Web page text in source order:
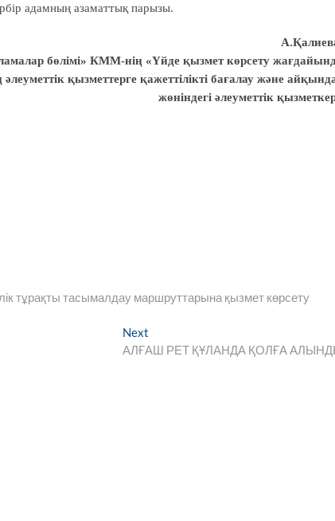
адамның азаматтық парызы.
бөлімі» КММ-нің «Үйде қызмет көрсету
қызметтерге қажеттілікті бағалау және
жөніндегі әлеуметтік
тұрақты тасымалдау маршруттарына қызмет көрсету
Next
post:
АЛҒАШ РЕТ ҚҰЛАНДА ҚОЛҒА